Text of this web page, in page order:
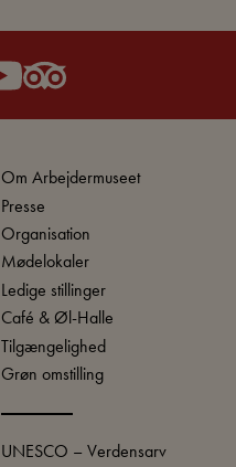
Om Arbejdermuseet
Presse
Organisation
Mødelokaler
Ledige stillinger
Café & Øl-Halle
Tilgængelighed
Grøn omstilling
UNESCO – Verdensarv